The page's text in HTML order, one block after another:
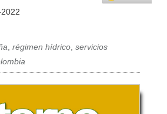
,régimen hídrico,servicios